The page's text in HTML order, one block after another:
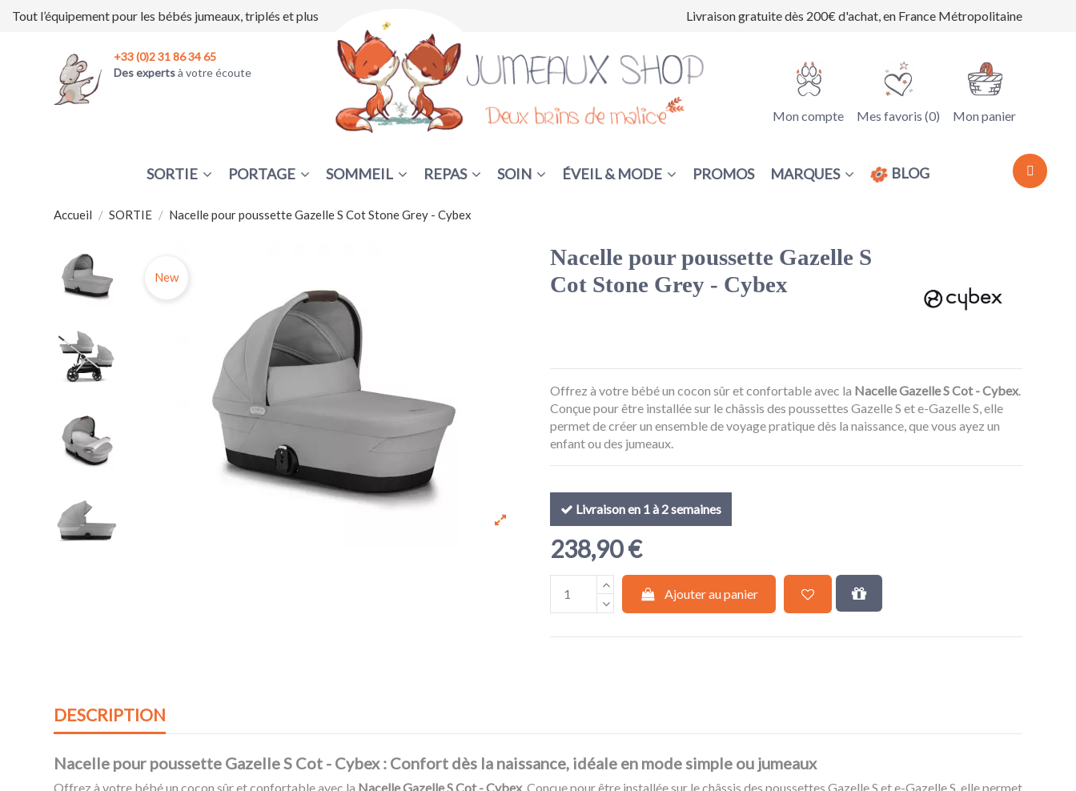
Tout l’équipement pour les bébés jumeaux, triplés et plus Livraison gratuite dès 200€ d'achat, en France Métropolitaine
Mon compte Mes favoris (0) Mon panier
+33 (0)2 31 86 34 65
Des expertsà votre écoute
SORTIE PORTAGE SOMMEIL REPAS SOIN ÉVEIL & MODE PROMOS MARQUES BLOG
Accueil SORTIE Nacelle pour poussette Gazelle S Cot Stone Grey - Cybex
New
Nacelle pour poussette Gazelle S
Cot Stone Grey - Cybex
Offrez à votre bébé un cocon sûr et confortable avec la Nacelle Gazelle S Cot - Cybex.
Conçue pour être installée sur le châssis des poussettes Gazelle S et e-Gazelle S, elle
permet de créer un ensemble de voyage pratique dès la naissance, que vous ayez un
enfant ou des jumeaux.
Livraison en 1 à 2 semaines
238,90 €
Ajouter au panier
DESCRIPTION
Nacelle pour poussette Gazelle S Cot - Cybex : Confort dès la naissance, idéale en mode simple ou jumeaux
Offrez à votre bébé un cocon sûr et confortable avec la Nacelle Gazelle S Cot - Cybex. Conçue pour être installée sur le châssis des poussettes Gazelle S et e-Gazelle S, elle permet